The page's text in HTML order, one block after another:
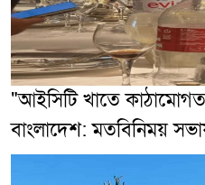
"আইসিটি খাতে
বাংলাদেশ: মতবিনিময়